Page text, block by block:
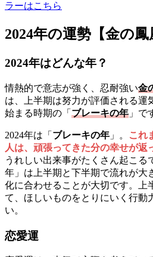
ラーはこちら
2024年の運勢【金の鳳
2024年はどんな年？
情熱的で意志が強く、忍耐強い金
は、上半期は努力が評価される運
始まる時期の「 ブレーキの年 」で
2024年は「 ブレーキの年 」。
これ
人は、頑張ってきた分の幸せが返
うれしい出来事がたくさん起こる
年」は上半期と下半期で流れが大
化に合わせることが大切です。上
て、ほしいものをとりにいく行動
い。
恋愛運